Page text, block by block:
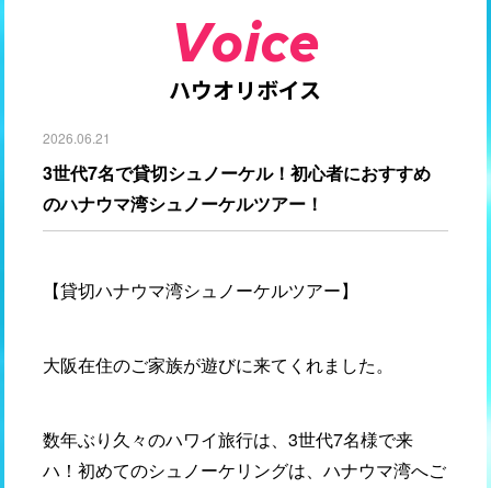
Voice
ハウオリボイス
2026.06.21
3世代7名で貸切シュノーケル！初心者におすすめ
のハナウマ湾シュノーケルツアー！
【貸切ハナウマ湾シュノーケルツアー】
大阪在住のご家族が遊びに来てくれました。
数年ぶり久々のハワイ旅行は、3世代7名様で来
ハ！初めてのシュノーケリングは、ハナウマ湾へご